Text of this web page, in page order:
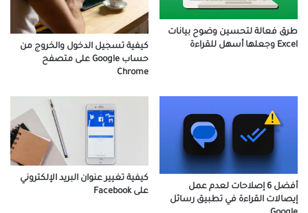
طرق فعالة لتحسين وضوح بيانات
Excel وجعلها أسهل للقراءة
كيفية تسجيل الدخول والخروج من
حساب Google على متصفح
Chrome
أفضل 6 إصلاحات لعدم عمل
إيصالات القراءة في تطبيق رسائل
كيفية تغيير عنوان البريد الإلكتروني
على Facebook